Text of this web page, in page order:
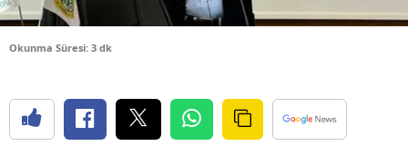
Çanakkale
Çorum
Denizli
Okunma Süresi: 3 dk